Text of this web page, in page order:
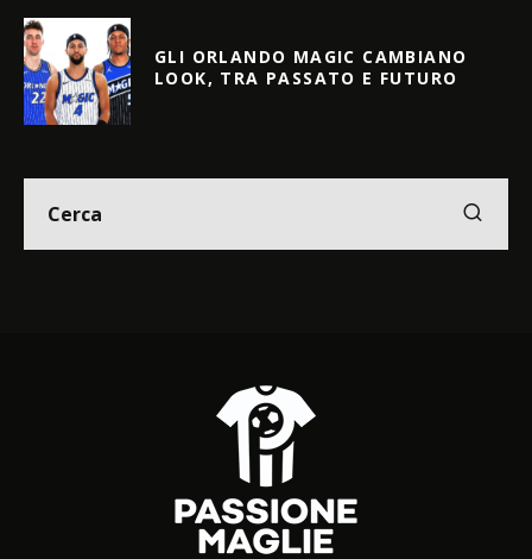
GLI ORLANDO MAGIC CAMBIANO
LOOK, TRA PASSATO E FUTURO